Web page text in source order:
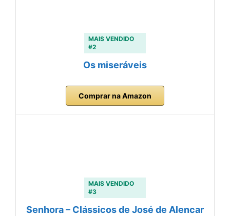
MAIS VENDIDO
#2
Os miseráveis
Comprar na Amazon
MAIS VENDIDO
#3
Senhora – Clássicos de José de Alencar